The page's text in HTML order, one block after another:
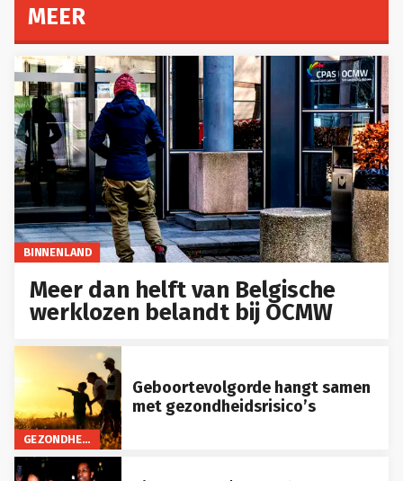
MEER
BINNENLAND
Meer dan helft van Belgische
werklozen belandt bij OCMW
GEZONDHEID
Geboortevolgorde hangt samen
met gezondheidsrisico’s